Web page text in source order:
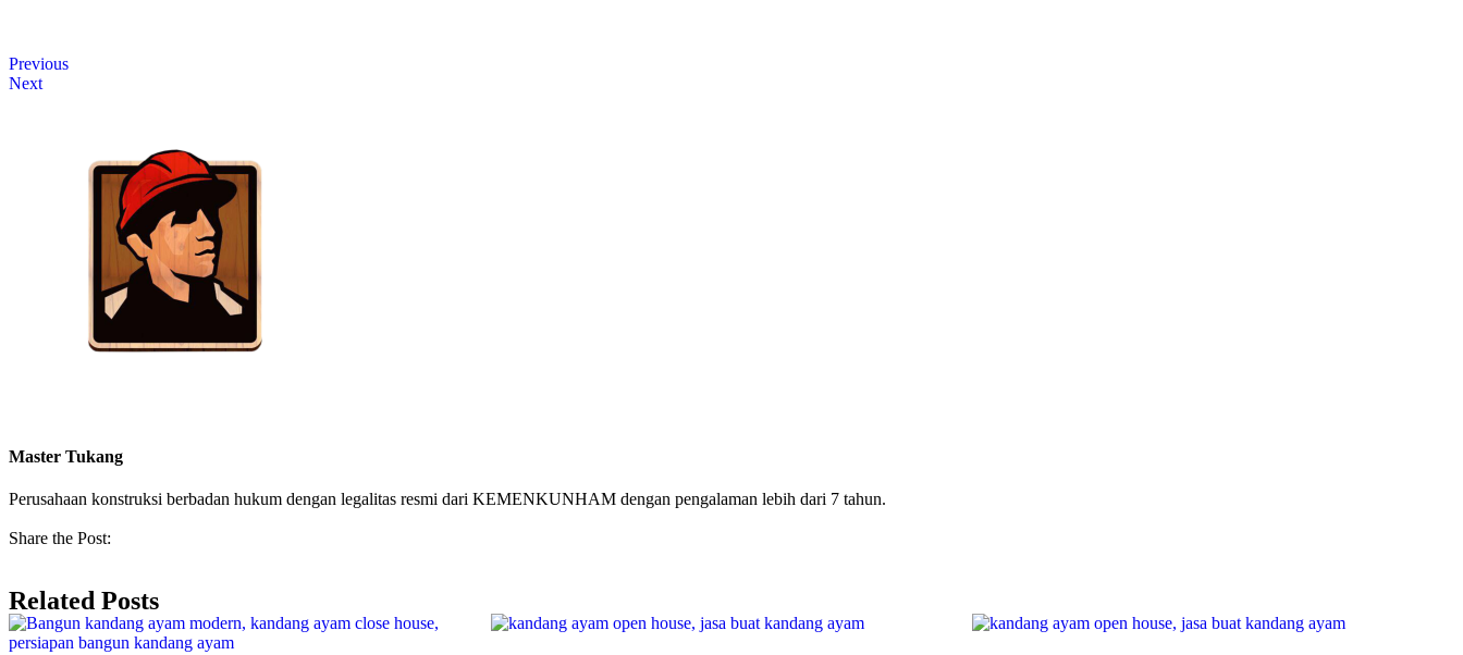
Previous
Next
Master Tukang
Perusahaan konstruksi berbadan hukum dengan legalitas resmi dari KEMENKUNHAM dengan pengalaman lebih dari 7 tahun.
Share the Post:
Related Posts